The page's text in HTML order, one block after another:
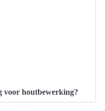
voor houtbewerking?